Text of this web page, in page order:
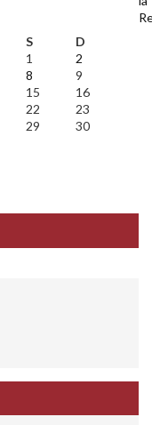
S
D
1
2
8
9
15
16
22
23
29
30